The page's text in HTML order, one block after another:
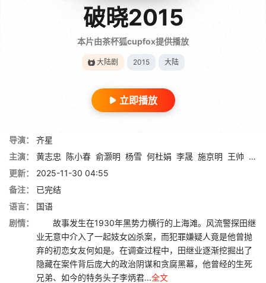
破晓2015
本片由茶杯狐cupfox提供播放
大陆剧 2015 大陆
立即播放
导演：
齐星
主演：
黄志忠 陈小春 俞灏明 杨雪 何杜娟 李晟 施京明 王帅 岳红
更新：
2025-11-30 04:55
备注：
已完结
语言：
国语
剧情：
故事发生在1930年黑势力横行的上海滩。风流警探田继
业无意中介入了一起妓女凶杀案，而犯罪嫌疑人竟是他曾抛
弃的初恋女友何如是。在调查过程中，田继业逐渐挖掘出了
隐藏在案件背后庞大的政治阴谋和贪腐黑幕，他曾经的生死
兄弟、如今的特务头子李炳君...全文